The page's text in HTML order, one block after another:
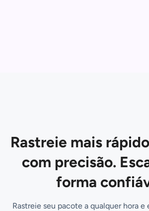
Rastreie mais
com precisão.
forma
Rastreie seu pacote a qualquer hora e